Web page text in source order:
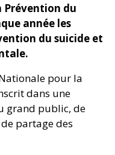
Prévention du
année les
du suicide et
pour la
dans une
grand public, de
partage des